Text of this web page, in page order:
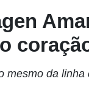
mesmo da linha